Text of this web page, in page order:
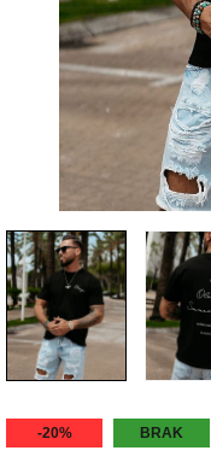
-20% BRAK